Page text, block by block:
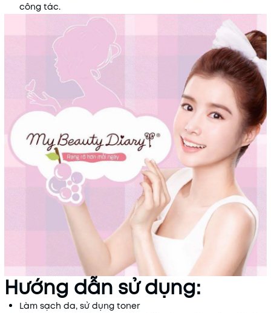
công tác.
Hướng dẫn sử dụng:
Làm sạch da, sử dụng toner